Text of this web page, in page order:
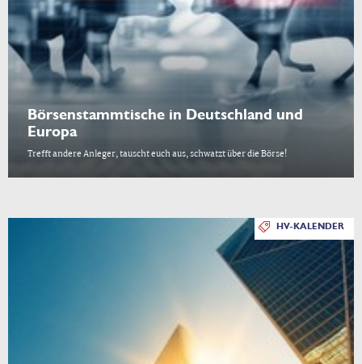
Börsenstammtische in Deutschland und
Europa
Trefft andere Anleger, tauscht euch aus, schwatzt über die Börse!
HV-KALENDER